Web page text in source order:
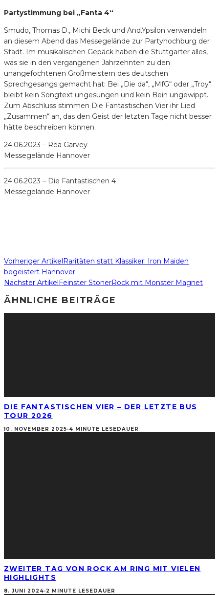
Partystimmung bei „Fanta 4“
Smudo, Thomas D., Michi Beck und And.Ypsilon verwandeln
an diesem Abend das Messegelände zur Partyhochburg der
Stadt. Im musikalischen Gepäck haben die Stuttgarter alles,
was sie in den vergangenen Jahrzehnten zu den
unangefochtenen Großmeistern des deutschen
Sprechgesangs gemacht hat: Bei „Die da“, „MfG“ oder „Troy“
bleibt kein Songtext ungesungen und kein Bein ungewippt.
Zum Abschluss stimmen Die Fantastischen Vier ihr Lied
„Zusammen“ an, das den Geist der letzten Tage nicht besser
hätte beschreiben können.
24.06.2023 – Rea Garvey
Messegelände Hannover
24.06.2023 – Die Fantastischen 4
Messegelände Hannover
Vorheriger ArtikelRaritäten statt Klassiker: Iron Maiden
begeistert Hannover
Nächster ArtikelFeinster StonerRock mit Monster Magnet
ÄHNLICHE BEITRÄGE
DIE FANTASTISCHEN VIER – DER LETZTE BUS
TOUR 2026
10. NOVEMBER 2025·4 MINUTE LESEDAUER
ZWEITER TAG VON ROCK AM RING MIT VIELEN
HIGHLIGHTS
8. JUNI 2024·2 MINUTE LESEDAUER